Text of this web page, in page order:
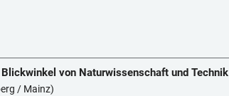
von Naturwissenschaft und Technik
/ Mainz)